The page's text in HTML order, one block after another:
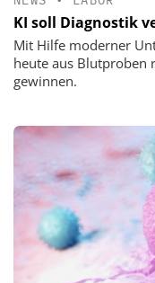
KI soll Diagnostik
Mit Hilfe moderner
heute aus Blutproben
gewinnen.